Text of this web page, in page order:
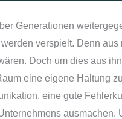
Generationen
verspielt. Denn
Doch um dies aus
eine eigene Haltung
eine gute
ausmachen.